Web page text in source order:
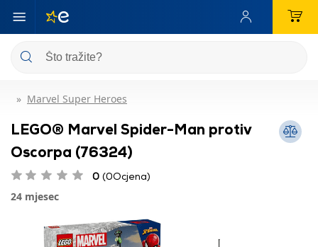
Marvel Super Heroes
LEGO® Marvel Spider-Man protiv
Oscorpa (76324)
0 (0Ocjena)
24 mjesec